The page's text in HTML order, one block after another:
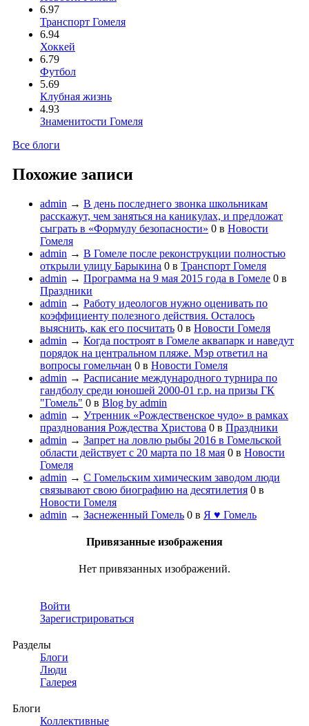
6.97
Транспорт Гомеля
6.94
Хоккей
6.79
Футбол
5.69
Клубная жизнь
4.93
Знаменитости Гомеля
Все блоги
Похожие записи
admin → В день последнего звонка школьникам
расскажут, чем заняться на каникулах, и предложат
сыграть в «Формулу безопасности» 0 в Новости
Гомеля
admin → В Гомеле после реконструкции полностью
открыли улицу Барыкина 0 в Транспорт Гомеля
admin → Программа на 9 мая 2015 года в Гомеле 0 в
Праздники
admin → Работу идеологов нужно оценивать по
коэффициенту полезного действия. Осталось
выяснить, как его посчитать 0 в Новости Гомеля
admin → Когда построят в Гомеле аквапарк и наведут
порядок на центральном пляже. Мэр ответил на
вопросы гомельчан 0 в Новости Гомеля
admin → Расписание международного турнира по
гандболу среди юношей 2000-01 г.р. на призы ГК
"Гомель" 0 в Blog by admin
admin → Утренник «Рождественское чудо» в рамках
празднования Рождества Христова 0 в Праздники
admin → Запрет на ловлю рыбы 2016 в Гомельской
области действует с 20 марта по 18 мая 0 в Новости
Гомеля
admin → С Гомельским химическим заводом люди
связывают свою биографию на десятилетия 0 в
Новости Гомеля
admin → Заснеженный Гомель 0 в Я ♥ Гомель
Привязанные изображения
Нет привязанных изображений.
Войти
Зарегистрироваться
Разделы
Блоги
Люди
Галерея
Блоги
Коллективные